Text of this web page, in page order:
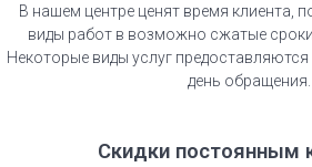
В нашем центре ценят время клиента,
виды работ в возможно сжатые сроки
Некоторые виды услуг предоставляются
день обращения.​
Скидки постоянным